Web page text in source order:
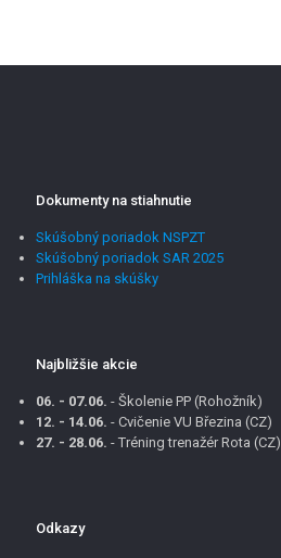
Dokumenty na stiahnutie
Skúšobný poriadok NSPZT
Skúšobný poriadok SAR 2025
Prihláška na skúšky
Najbližšie akcie
06. - 07.06. - Školenie PP (Rohožník)
12. - 14.06. - Cvičenie VU Březina (CZ)
27. - 28.06. - Tréning trenažér Rota (CZ)
Odkazy